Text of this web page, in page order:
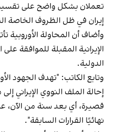
تعملان بشكل واضح على
إيران في ظل الظروف الخاصة
وأضاف أن المحاولة
الإيرانية المقبلة للموافقة
الدولية.
وتابع الكاتب: "تهدف الجهود
إحالة الملف النووي الإيراني
نهائيًا القرارات السابقة".